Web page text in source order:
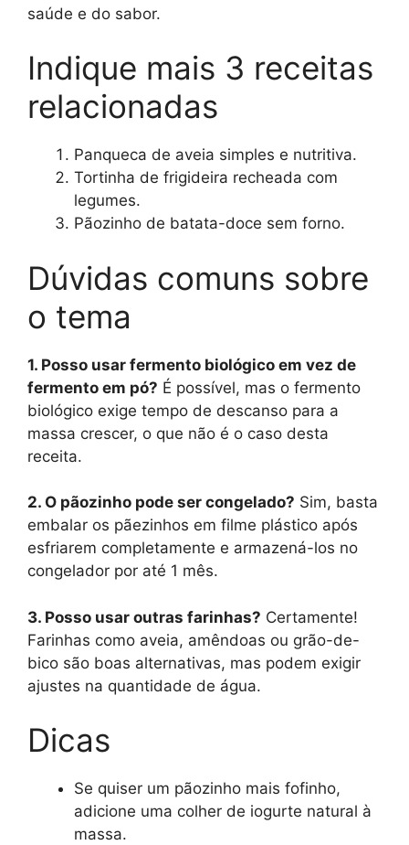
saúde e do sabor.
Indique mais 3 receitas
relacionadas
Panqueca de aveia simples e nutritiva.
Tortinha de frigideira recheada com
legumes.
Pãozinho de batata-doce sem forno.
Dúvidas comuns sobre
o tema
1. Posso usar fermento biológico em vez de
fermento em pó? É possível, mas o fermento
biológico exige tempo de descanso para a
massa crescer, o que não é o caso desta
receita.
2. O pãozinho pode ser congelado? Sim, basta
embalar os pãezinhos em filme plástico após
esfriarem completamente e armazená-los no
congelador por até 1 mês.
3. Posso usar outras farinhas? Certamente!
Farinhas como aveia, amêndoas ou grão-de-
bico são boas alternativas, mas podem exigir
ajustes na quantidade de água.
Dicas
Se quiser um pãozinho mais fofinho,
adicione uma colher de iogurte natural à
massa.